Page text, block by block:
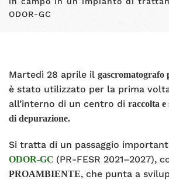
ODOR-GC
Martedì 28 aprile il gascromatografo
è stato utilizzato per la prima
all’interno di un centro di raccolta e
di depurazione.
Si tratta di un passaggio
ODOR-GC (PR-FESR 2021–2027),
PROAMBIENTE, che punta a